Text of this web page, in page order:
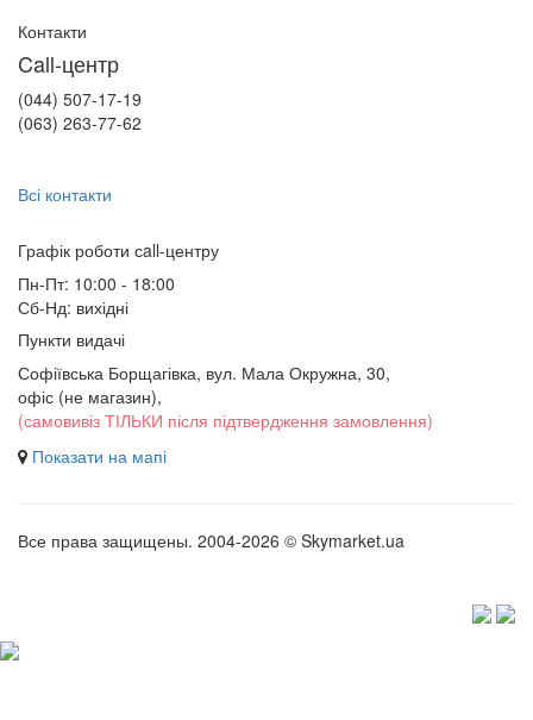
Контакти
Call-центр
(044) 507-17-19
(063) 263-77-62
Всі контакти
Графік роботи сall-центру
Пн-Пт: 10:00 - 18:00
Сб-Нд: вихідні
Пункти видачі
Софіївська Борщагівка, вул. Мала Окружна, 30,
офіс (не магазин),
(самовивіз ТІЛЬКИ після підтвердження замовлення)
Показати на мапі
Все права защищены. 2004-2026 © Skymarket.ua